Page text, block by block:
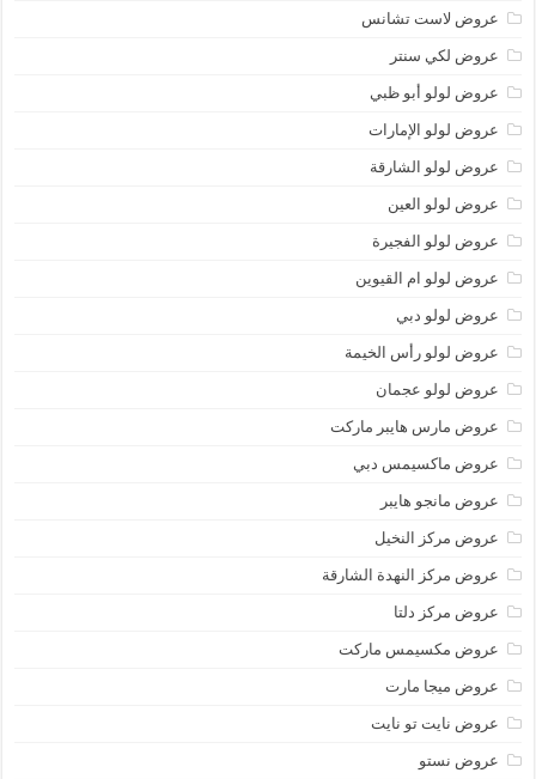
عروض لاست تشانس
عروض لكي سنتر
عروض لولو أبو ظبي
عروض لولو الإمارات
عروض لولو الشارقة
عروض لولو العين
عروض لولو الفجيرة
عروض لولو ام القيوين
عروض لولو دبي
عروض لولو رأس الخيمة
عروض لولو عجمان
عروض مارس هايبر ماركت
عروض ماكسيمس دبي
عروض مانجو هايبر
عروض مركز النخيل
عروض مركز النهدة الشارقة
عروض مركز دلتا
عروض مكسيمس ماركت
عروض ميجا مارت
عروض نايت تو نايت
عروض نستو